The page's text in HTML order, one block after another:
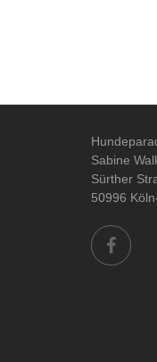
Sabine
Sürther
50996